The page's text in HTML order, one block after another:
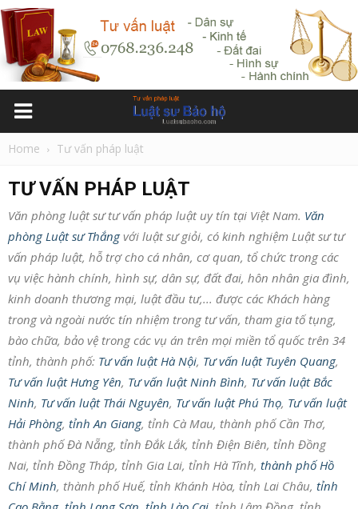
Home Tư vấn pháp luật
TƯ VẤN PHÁP LUẬT
Văn phòng luật sư tư vấn pháp luật uy tín tại Việt Nam. Văn
phòng Luật sư Thắngvới luật sư giỏi, có kinh nghiệm Luật sư tư
vấn pháp luật, hỗ trợ cho cá nhân, cơ quan, tổ chức trong các
vụ việc hành chính, hình sự, dân sự, đất đai, hôn nhân gia đình,
kinh doanh thương mại, luật đầu tư,... được các Khách hàng
trong và ngoài nước tín nhiệm trong tư vấn, tham gia tố tụng,
bào chữa, bảo vệ trong các vụ án trên mọi miền tổ quốc trên 34
tỉnh, thành phố: Tư vấn luật Hà Nội, Tư vấn luật Tuyên Quang,
Tư vấn luật Hưng Yên, Tư vấn luật Ninh Bình, Tư vấn luật Bắc
Ninh, Tư vấn luật Thái Nguyên, Tư vấn luật Phú Thọ, Tư vấn luật
Hải Phòng, tỉnh An Giang, tỉnh Cà Mau, thành phố Cần Thơ,
thành phố Đà Nẵng, tỉnh Đắk Lắk, tỉnh Điện Biên, tỉnh Đồng
Nai, tỉnh Đồng Tháp, tỉnh Gia Lai, tỉnh Hà Tĩnh, thành phố Hồ
Chí Minh, thành phố Huế, tỉnh Khánh Hòa, tỉnh Lai Châu, tỉnh